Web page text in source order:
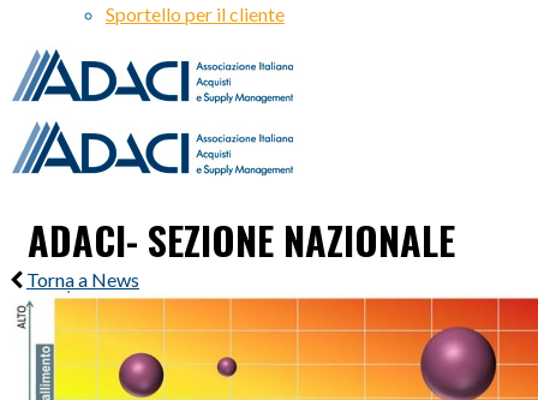
Sportello per il cliente
ADACI- SEZIONE NAZIONALE
Torna a News